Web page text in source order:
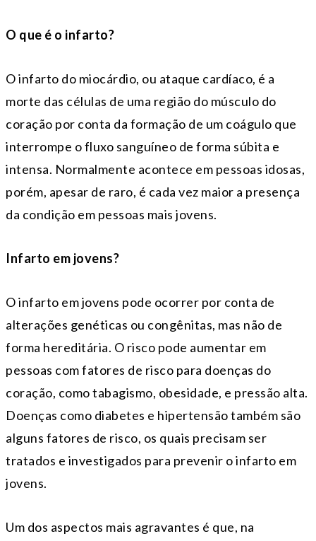
O que é o infarto?
O infarto do miocárdio, ou ataque cardíaco, é a
morte das células de uma região do músculo do
coração por conta da formação de um coágulo que
interrompe o fluxo sanguíneo de forma súbita e
intensa. Normalmente acontece em pessoas idosas,
porém, apesar de raro, é cada vez maior a presença
da condição em pessoas mais jovens.
Infarto em jovens?
O infarto em jovens pode ocorrer por conta de
alterações genéticas ou congênitas, mas não de
forma hereditária. O risco pode aumentar em
pessoas com fatores de risco para doenças do
coração, como tabagismo, obesidade, e pressão alta.
Doenças como diabetes e hipertensão também são
alguns fatores de risco, os quais precisam ser
tratados e investigados para prevenir o infarto em
jovens.
Um dos aspectos mais agravantes é que, na